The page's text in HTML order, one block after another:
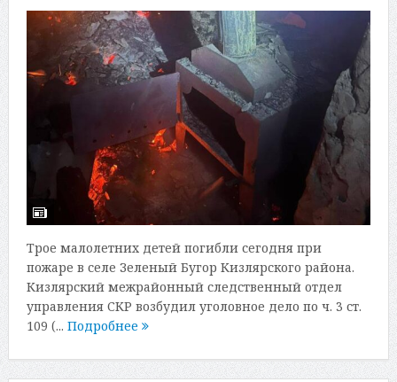
Трое малолетних детей погибли сегодня при
пожаре в селе Зеленый Бугор Кизлярского района.
Кизлярский межрайонный следственный отдел
управления СКР возбудил уголовное дело по ч. 3 ст.
109 (... Подробнее